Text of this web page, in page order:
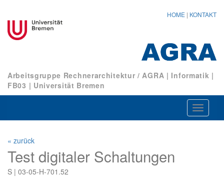
HOME | KONTAKT
Arbeitsgruppe Rechnerarchitektur / AGRA | Informatik |
FB03 | Universität Bremen
ein-/
« zurück
Test digitaler Schaltungen
S | 03-05-H-701.52